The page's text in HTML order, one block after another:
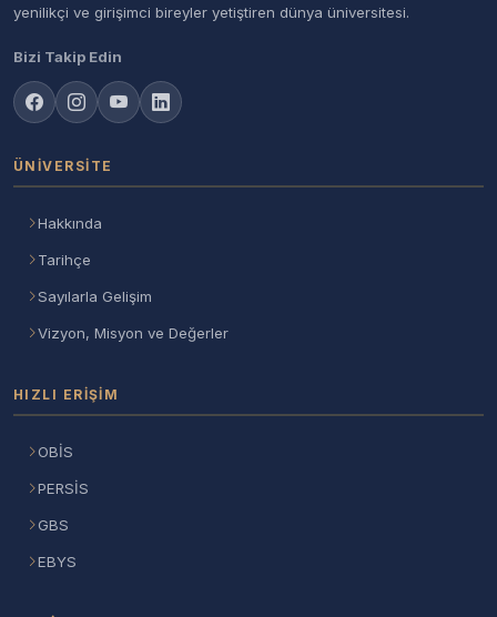
yenilikçi ve girişimci bireyler yetiştiren dünya üniversitesi.
Bizi Takip Edin
ÜNIVERSITE
Hakkında
Tarihçe
Sayılarla Gelişim
Vizyon, Misyon ve Değerler
HIZLI ERIŞIM
OBİS
PERSİS
GBS
EBYS